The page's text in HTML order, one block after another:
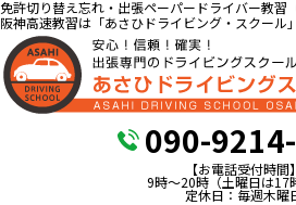
免許切り替え忘れ・出張ペーパードライバー教習
阪神高速教習は「あさひドライビング・スクール」
090-
【お電話受付時間】
9時～20時（土曜日は17
定休日：毎週木曜